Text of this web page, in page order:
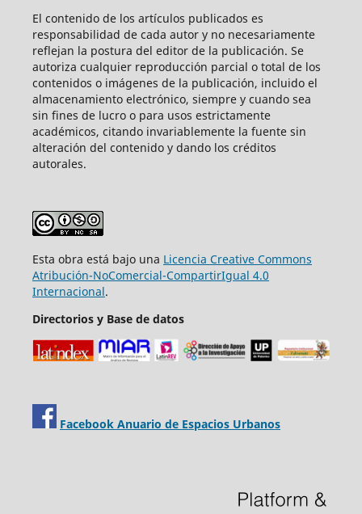
El contenido de los artículos publicados es
responsabilidad de cada autor y no necesariamente
reflejan la postura del editor de la publicación. Se
autoriza cualquier reproducción parcial o total de los
contenidos o imágenes de la publicación, incluido el
almacenamiento electrónico, siempre y cuando sea
sin fines de lucro o para usos estrictamente
académicos, citando invariablemente la fuente sin
alteración del contenido y dando los créditos
autorales.
Esta obra está bajo una Licencia Creative Commons
Atribución-NoComercial-CompartirIgual 4.0
Internacional.
Directorios y Base de datos
Facebook Anuario de Espacios Urbanos